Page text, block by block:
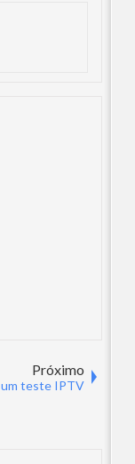
Próximo
teste IPTV